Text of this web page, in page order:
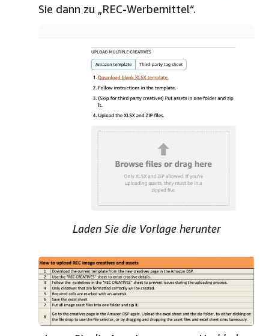
Sie dann zu „REC-Werbemittel“.
Laden Sie die Vorlage herunter